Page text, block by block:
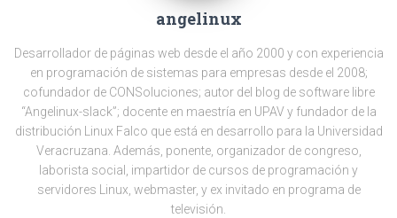
angelinux
Desarrollador de páginas web desde el año 2000 y con experiencia
en programación de sistemas para empresas desde el 2008;
cofundador de CONSoluciones; autor del blog de software libre
“Angelinux-slack”; docente en maestría en UPAV y fundador de la
distribución Linux Falco que está en desarrollo para la Universidad
Veracruzana. Además, ponente, organizador de congreso,
laborista social, impartidor de cursos de programación y
servidores Linux, webmaster, y ex invitado en programa de
televisión.